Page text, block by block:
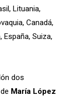
Lituania,
Canadá,
España, Suiza,
dos
María López